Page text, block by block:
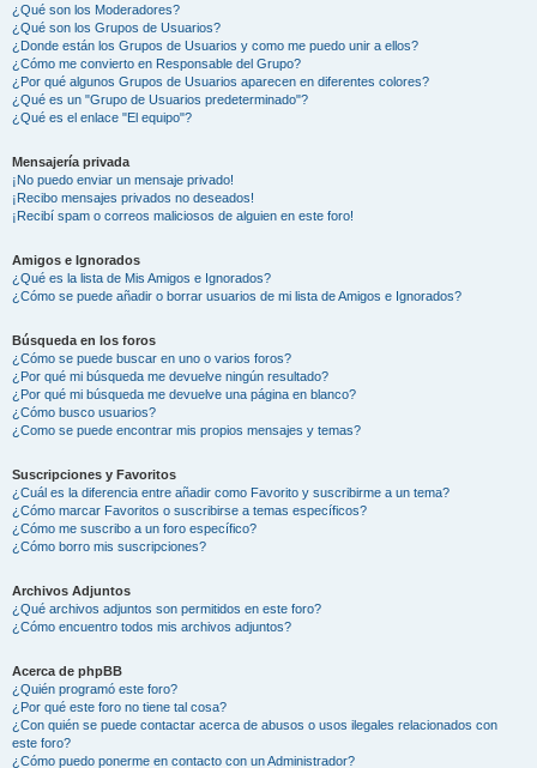
¿Qué son los Moderadores?
¿Qué son los Grupos de Usuarios?
¿Donde están los Grupos de Usuarios y como me puedo unir a ellos?
¿Cómo me convierto en Responsable del Grupo?
¿Por qué algunos Grupos de Usuarios aparecen en diferentes colores?
¿Qué es un "Grupo de Usuarios predeterminado"?
¿Qué es el enlace "El equipo"?
Mensajería privada
¡No puedo enviar un mensaje privado!
¡Recibo mensajes privados no deseados!
¡Recibí spam o correos maliciosos de alguien en este foro!
Amigos e Ignorados
¿Qué es la lista de Mis Amigos e Ignorados?
¿Cómo se puede añadir o borrar usuarios de mi lista de Amigos e Ignorados?
Búsqueda en los foros
¿Cómo se puede buscar en uno o varios foros?
¿Por qué mi búsqueda me devuelve ningún resultado?
¿Por qué mi búsqueda me devuelve una página en blanco?
¿Cómo busco usuarios?
¿Como se puede encontrar mis propios mensajes y temas?
Suscripciones y Favoritos
¿Cuál es la diferencia entre añadir como Favorito y suscribirme a un tema?
¿Cómo marcar Favoritos o suscribirse a temas específicos?
¿Cómo me suscribo a un foro específico?
¿Cómo borro mis suscripciones?
Archivos Adjuntos
¿Qué archivos adjuntos son permitidos en este foro?
¿Cómo encuentro todos mis archivos adjuntos?
Acerca de phpBB
¿Quién programó este foro?
¿Por qué este foro no tiene tal cosa?
¿Con quién se puede contactar acerca de abusos o usos ilegales relacionados con
este foro?
¿Cómo puedo ponerme en contacto con un Administrador?